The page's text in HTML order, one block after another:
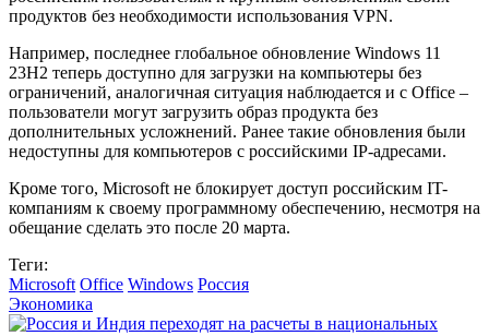
продуктов без необходимости использования VPN.
Например, последнее глобальное обновление Windows 11
23H2 теперь доступно для загрузки на компьютеры без
ограничений, аналогичная ситуация наблюдается и с Office –
пользователи могут загрузить образ продукта без
дополнительных усложнений. Ранее такие обновления были
недоступны для компьютеров с российскими IP-адресами.
Кроме того, Microsoft не блокирует доступ российским IT-
компаниям к своему программному обеспечению, несмотря на
обещание сделать это после 20 марта.
Теги:
Microsoft Office Windows Россия
Экономика